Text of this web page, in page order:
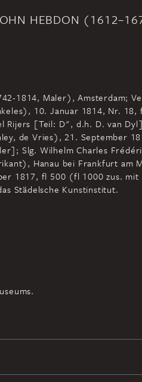
HEBDON
1814, Maler), Amsterdam;
10. Januar 1814, Nr. 18,
Rijers [Teil: D", d.h. D. van
de Vries), 21. September
Slg. Wilhelm Charles
Hanau bei Frankfurt am
1817, fl 500 (fl 1000 zus. mit
Städelsche Kunstinstitut.